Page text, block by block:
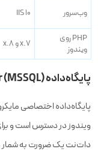
وب‌سرور
IIS 10
PHP روی
ویندوز
۷.x و ۸.x
پایگاه‌داده SQL Server (MSSQL) روی هاست ویندوز
پایگاه‌داده اختصاصی
ویندوز در دسترس است و
دات‌نت یک ضرورت به شمار